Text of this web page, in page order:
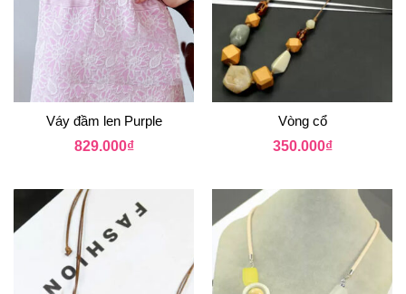
Váy đầm len Purple
829.000₫
Vòng cổ
350.000₫